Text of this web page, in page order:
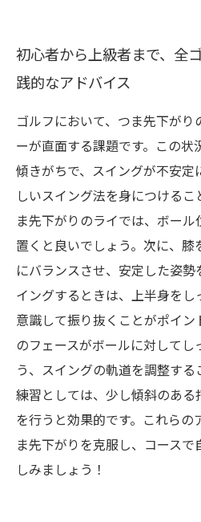
初心者から上級者まで、全
践的なアドバイス
ゴルフにおいて、つま先下がり
ーが直面する課題です。この状
傾きがちで、スイングが不安定
しいスイング法を身につけるこ
ま先下がりのライでは、ボー
置くと良いでしょう。次に、
にバランスさせ、安定した姿勢
イングするときは、上半身をし
意識して振り抜くことがポイン
のフェースがボールに対してし
う、スイングの軌道を調整する
練習としては、少し傾斜のある
を行うと効果的です。これらの
ま先下がりを克服し、コースで
しみましょう！